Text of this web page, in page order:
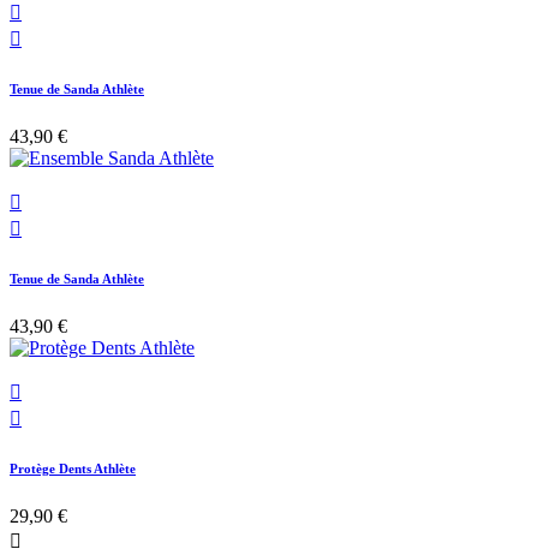


Tenue de Sanda Athlète
43,90 €


Tenue de Sanda Athlète
43,90 €


Protège Dents Athlète
29,90 €
